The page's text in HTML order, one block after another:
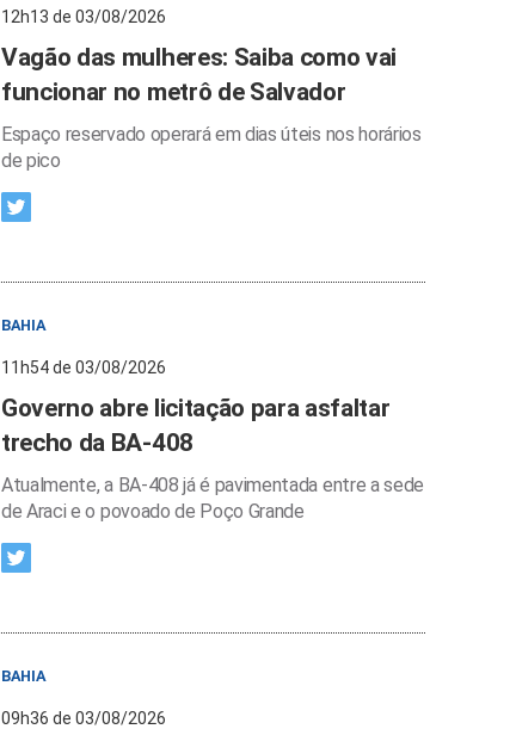
12h13 de 03/08/2026
Vagão das mulheres: Saiba como vai
funcionar no metrô de Salvador
Espaço reservado operará em dias úteis nos horários
de pico
BAHIA
11h54 de 03/08/2026
Governo abre licitação para asfaltar
trecho da BA-408
Atualmente, a BA-408 já é pavimentada entre a sede
de Araci e o povoado de Poço Grande
BAHIA
09h36 de 03/08/2026